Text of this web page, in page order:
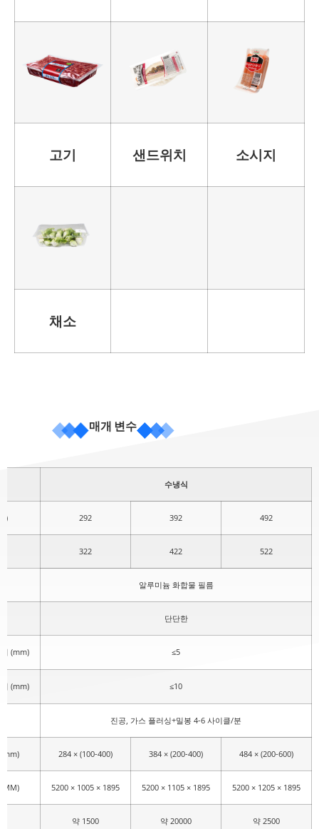
고기 샌드위치 소시지
채소
매개 변수
수냉식
292 392 492
322 422 522
알루미늄 화합물 필름
단단한
(mm) ≤5
(mm) ≤10
진공, 가스 플러싱+밀봉 4-6 사이클/분
284 × (100-400) 384 × (200-400) 484 × (200-600)
5200 × 1005 × 1895 5200 × 1105 × 1895 5200 × 1205 × 1895
약 1500 약 20000 약 2500